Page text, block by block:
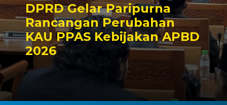
DPRD Gelar Paripurna
Rancangan Perubahan
KAU PPAS Kebijakan APBD
2026